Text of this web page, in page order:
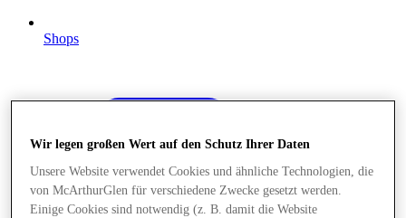
Shops
Wir legen großen Wert auf den Schutz Ihrer Daten
Unsere Website verwendet Cookies und ähnliche Technologien, die
von McArthurGlen für verschiedene Zwecke gesetzt werden.
Einige Cookies sind notwendig (z. B. damit die Website